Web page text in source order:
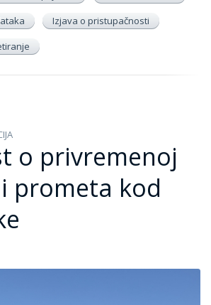
Izjava o pristupačnosti
o privremenoj
prometa kod